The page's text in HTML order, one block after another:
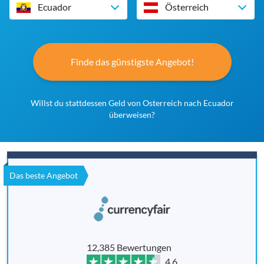
Ecuador Österreich
Finde das günstigste Angebot!
Willst du stattdessen Geld von Osterreich nach Ecuador
überweisen?
Das beste Angebot
12,385 Bewertungen
4.6